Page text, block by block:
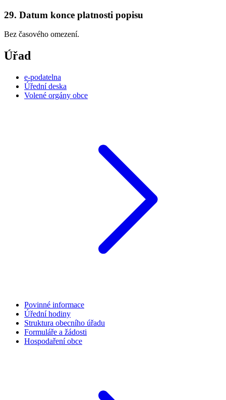
29. Datum konce platnosti popisu
Bez časového omezení.
Úřad
e-podatelna
Úřední deska
Volené orgány obce
Povinné informace
Úřední hodiny
Struktura obecního úřadu
Formuláře a žádosti
Hospodaření obce